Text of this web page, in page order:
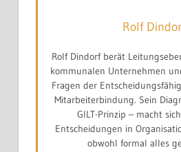
Rolf
Rolf Dindorf berät
kommunalen Unternehmen
Fragen der
Mitarbeiterbindung. Sein
GILT-Prinzip – macht
Entscheidungen in
obwohl formal alles